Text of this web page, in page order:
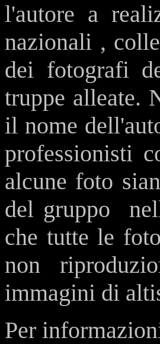
l'autore a
nazionali ,
dei fotografi
truppe alleate.
il nome
professionisti
alcune foto
del gruppo
che tutte le
non
immagini di
Per